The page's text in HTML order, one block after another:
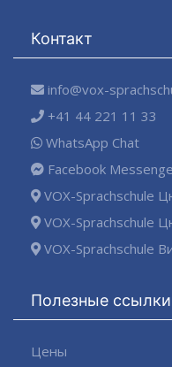
Контакт
info@vox-
+41 44 221 11 33
WhatsApp Chat
Facebook
VOX-Sprachschule
VOX-Sprachschule
VOX-Sprachschule
Полезные ссылки
Цены